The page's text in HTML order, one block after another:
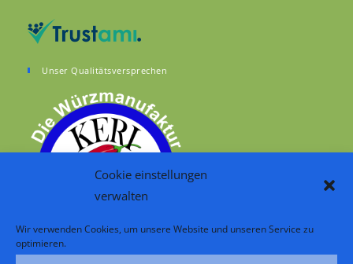
Cookie einstellungen
verwalten
Wir verwenden Cookies, um unsere Website und unseren Service zu
optimieren.
Unser Qualitätsversprechen